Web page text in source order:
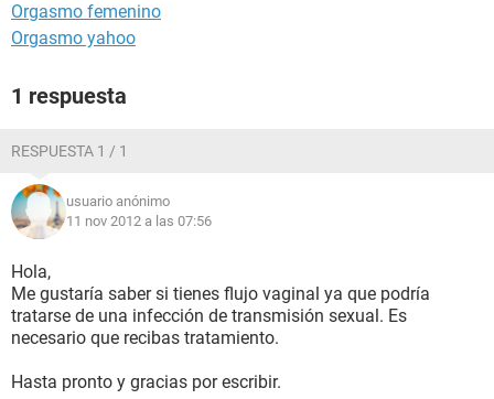
Orgasmo femenino
Orgasmo yahoo
1 respuesta
RESPUESTA 1 / 1
usuario anónimo
11 nov 2012 a las 07:56
Hola,
Me gustaría saber si tienes flujo vaginal ya que podría
tratarse de una infección de transmisión sexual. Es
necesario que recibas tratamiento.
Hasta pronto y gracias por escribir.